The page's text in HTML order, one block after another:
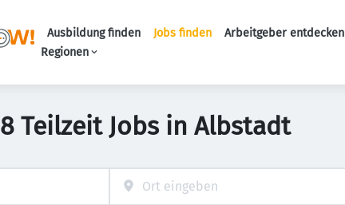
Ausbildung finden Jobs finden
Arbeitgeber entdecken
Regionen
8 Teilzeit Jobs in Albstadt